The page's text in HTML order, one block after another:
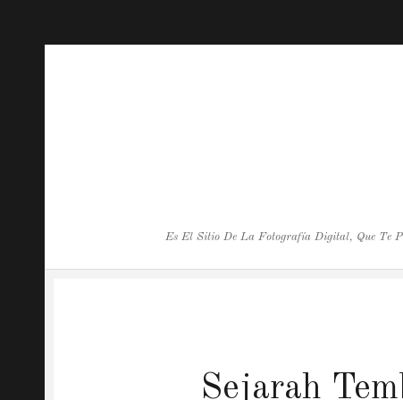
Es El Sitio De La Fotografía Digital, Que Te
Sejarah